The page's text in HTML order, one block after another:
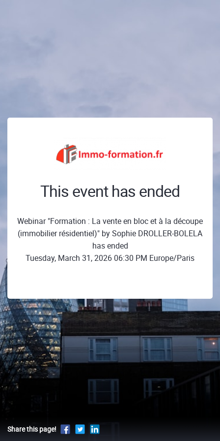
This event has ended
Webinar "Formation : La vente en bloc et à la découpe
(immobilier résidentiel)" by Sophie DROLLER-BOLELA
has ended
Tuesday, March 31, 2026 06:30 PM Europe/Paris
Share this page!